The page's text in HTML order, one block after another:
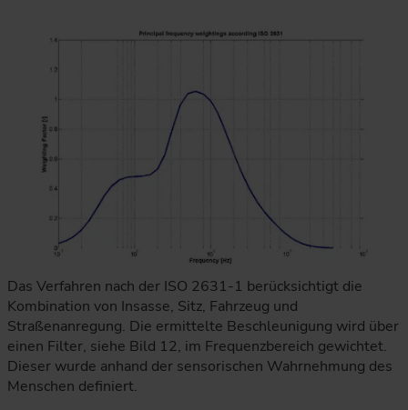
Das Verfahren nach der ISO 2631-1 berücksichtigt die
Kombination von Insasse, Sitz, Fahrzeug und
Straßenanregung. Die ermittelte Beschleunigung wird über
einen Filter, siehe Bild 12, im Frequenzbereich gewichtet.
Dieser wurde anhand der sensorischen Wahrnehmung des
Menschen definiert.